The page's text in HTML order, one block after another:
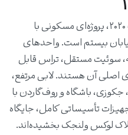
ساختمان بیستم ولنجک یا ولنجک ۲۰۲۰، پروژه‌ای مسکونی با
بیستم است. واحدهای
سوئیت مستقل، تراس قابل
اصلی آن هستند. لابی مرتفع،
جکوزی، باشگاه و روف‌گاردن با
تأسیساتی کامل، جایگاه
لوکس ولنجک بخشیده‌اند.